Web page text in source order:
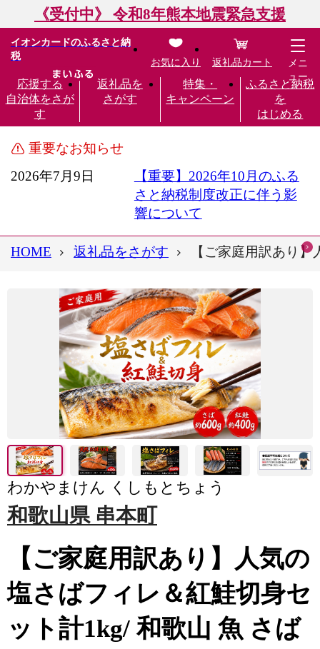
《受付中》 令和8年熊本地震緊急支援
イオンカードのふるさと納
税
応援する
自治体をさが
す
返礼品を
さがす
特集・
キャンペーン
ふるさと納税
を
はじめる
お気に入り 返礼品カート
メニ
ュー
重要なお知らせ
2026年7月9日
【重要】2026年10月のふる
さと納税制度改正に伴う影
響について
HOME 返礼品をさがす 【ご家庭用訳あり
わかやまけん くしもとちょう
和歌山県 串本町
【ご家庭用訳あり】人気の
塩さばフィレ＆紅鮭切身セ
ット計1kg/ 和歌山 魚 さば